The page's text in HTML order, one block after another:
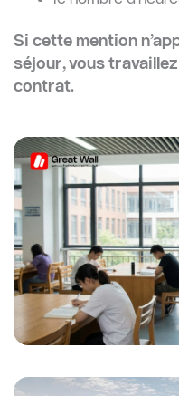
Si cette mention
séjour, vous
contrat.